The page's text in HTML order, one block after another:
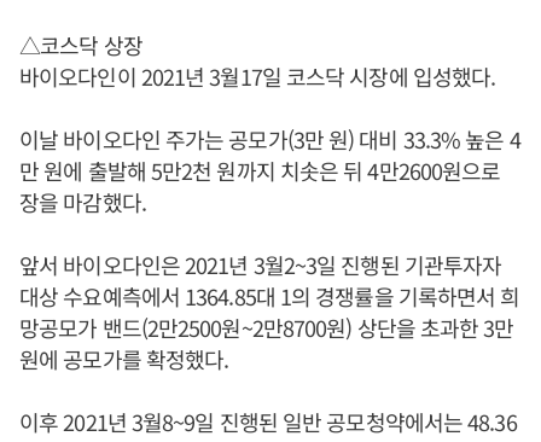
△코스닥 상장
바이오다인이 2021년 3월17일 코스닥 시장에 입성했다.
이날 바이오다인 주가는 공모가(3만 원) 대비 33.3% 높은 4
만 원에 출발해 5만2천 원까지 치솟은 뒤 4만2600원으로
장을 마감했다.
앞서 바이오다인은 2021년 3월2~3일 진행된 기관투자자
대상 수요예측에서 1364.85대 1의 경쟁률을 기록하면서 희
망공모가 밴드(2만2500원~2만8700원) 상단을 초과한 3만
원에 공모가를 확정했다.
이후 2021년 3월8~9일 진행된 일반 공모청약에서는 48.36